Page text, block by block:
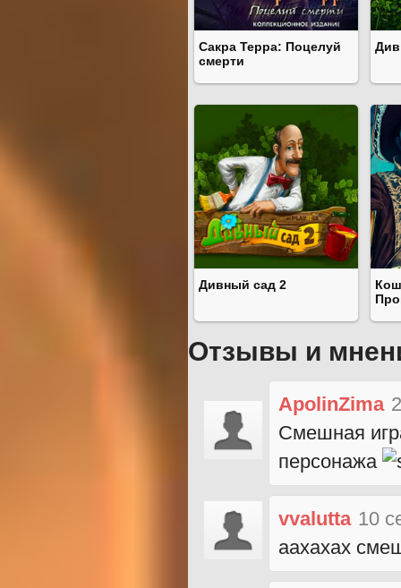
Сакра Терра: Поцелуй
смерти
Дивный сад 2
Отзывы и
ApolinZima
Смешная
персонажа
vvalutta 10
аахахах